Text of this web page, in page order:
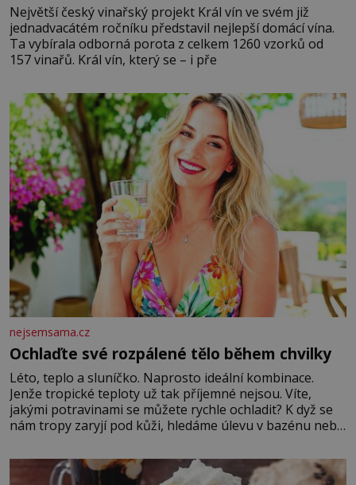
Největší český vinařský projekt Král vín ve svém již
jednadvacátém ročníku představil nejlepší domácí vína.
Ta vybírala odborná porota z celkem 1260 vzorků od
157 vinařů. Král vín, který se – i pře
nejsemsama.cz
Ochlaďte své rozpálené tělo během chvilky
Léto, teplo a sluníčko. Naprosto ideální kombinace.
Jenže tropické teploty už tak příjemné nejsou. Víte,
jakými potravinami se můžete rychle ochladit? K dyž se
nám tropy zaryjí pod kůži, hledáme úlevu v bazénu nebo
blízkosti. Nemusíte však zoufat. Pokud budete mít
promyšlený jídelníček, žadné pařáky si na vás